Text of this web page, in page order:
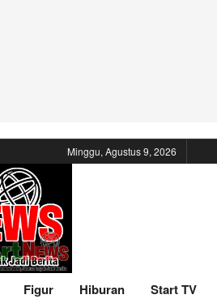
Minggu, Agustus 9, 2026
Figur Hiburan Start TV